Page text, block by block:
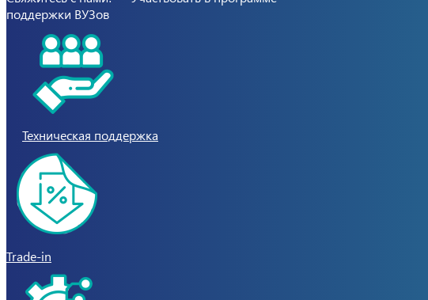
поддержки ВУЗов
Техническая поддержка
Trade-in